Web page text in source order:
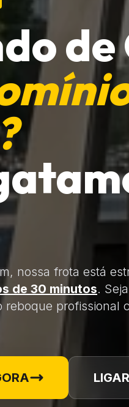
nossa frota está
de 30 minutos.
profissional